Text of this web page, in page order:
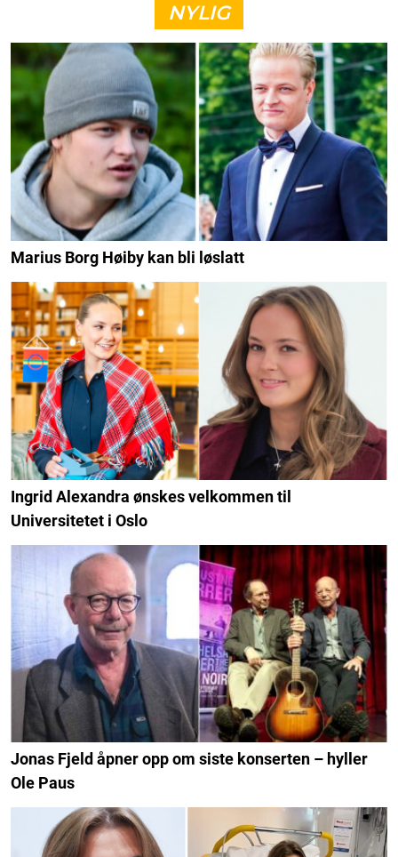
NYLIG
Marius Borg Høiby kan bli løslatt
Ingrid Alexandra ønskes velkommen til
Universitetet i Oslo
Jonas Fjeld åpner opp om siste konserten – hyller
Ole Paus